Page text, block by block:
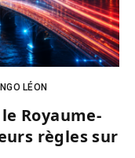
LÉON
Royaume-
règles sur